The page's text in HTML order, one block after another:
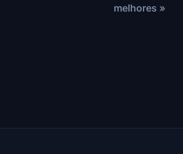
melhores »